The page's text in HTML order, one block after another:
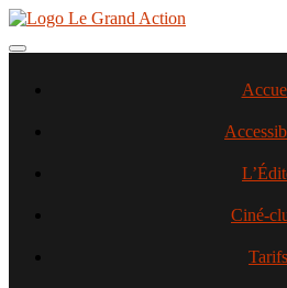
Aller
contenu
Toggle navigation
Ciné-
Tarifs